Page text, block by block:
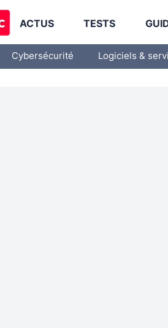
ACTUS TESTS
Cybersécurité Logiciels &